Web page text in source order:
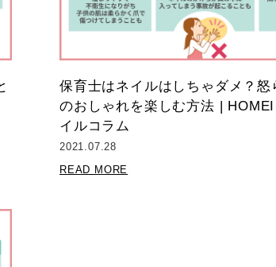
保育士はネイルはしちゃダメ？怒
のおしゃれを楽しむ方法 |
イルコラム
2021.07.28
READ MORE